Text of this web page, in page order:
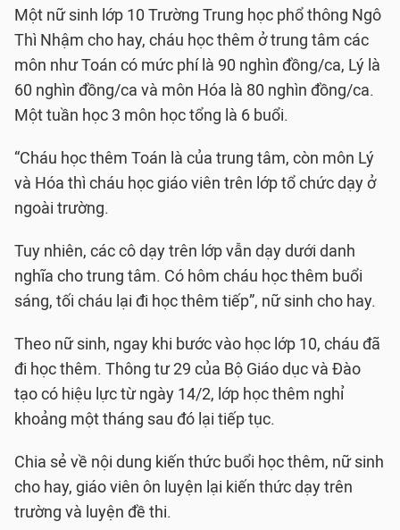
Một nữ sinh lớp 10 Trường Trung học phổ thông Ngô
Thì Nhậm cho hay, cháu học thêm ở trung tâm các
môn như Toán có mức phí là 90 nghìn đồng/ca, Lý là
60 nghìn đồng/ca và môn Hóa là 80 nghìn đồng/ca.
Một tuần học 3 môn học tổng là 6 buổi.
“Cháu học thêm Toán là của trung tâm, còn môn Lý
và Hóa thì cháu học giáo viên trên lớp tổ chức dạy ở
ngoài trường.
Tuy nhiên, các cô dạy trên lớp vẫn dạy dưới danh
nghĩa cho trung tâm. Có hôm cháu học thêm buổi
sáng, tối cháu lại đi học thêm tiếp”, nữ sinh cho hay.
Theo nữ sinh, ngay khi bước vào học lớp 10, cháu đã
đi học thêm. Thông tư 29 của Bộ Giáo dục và Đào
tạo có hiệu lực từ ngày 14/2, lớp học thêm nghỉ
khoảng một tháng sau đó lại tiếp tục.
Chia sẻ về nội dung kiến thức buổi học thêm, nữ sinh
cho hay, giáo viên ôn luyện lại kiến thức dạy trên
trường và luyện đề thi.